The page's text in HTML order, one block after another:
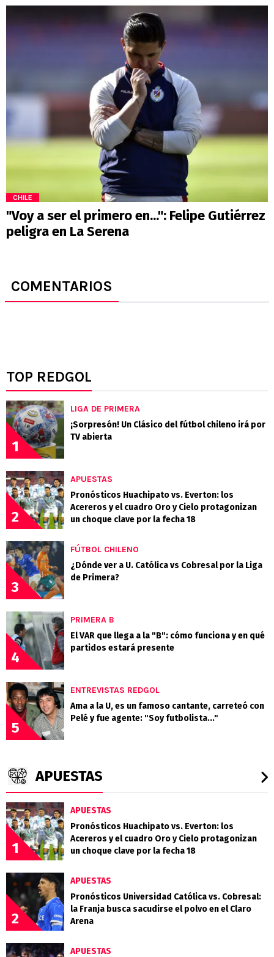
CHILE
"Voy a ser el primero en...": Felipe Gutiérrez
peligra en La Serena
COMENTARIOS
TOP REDGOL
1
LIGA DE PRIMERA
¡Sorpresón! Un Clásico del fútbol chileno irá por
TV abierta
2
APUESTAS
Pronósticos Huachipato vs. Everton: los
Acereros y el cuadro Oro y Cielo protagonizan
un choque clave por la fecha 18
3
FÚTBOL CHILENO
¿Dónde ver a U. Católica vs Cobresal por la Liga
de Primera?
4
PRIMERA B
El VAR que llega a la "B": cómo funciona y en qué
partidos estará presente
5
ENTREVISTAS REDGOL
Ama a la U, es un famoso cantante, carreteó con
Pelé y fue agente: "Soy futbolista..."
APUESTAS
1
APUESTAS
Pronósticos Huachipato vs. Everton: los
Acereros y el cuadro Oro y Cielo protagonizan
un choque clave por la fecha 18
2
APUESTAS
Pronósticos Universidad Católica vs. Cobresal:
la Franja busca sacudirse el polvo en el Claro
Arena
APUESTAS